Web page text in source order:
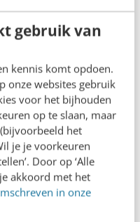
gebruik van
kennis komt opdoen.
onze websites gebruik
voor het bijhouden
op te slaan, maar
het
je je voorkeuren
Door op ‘Alle
akkoord met het
in onze